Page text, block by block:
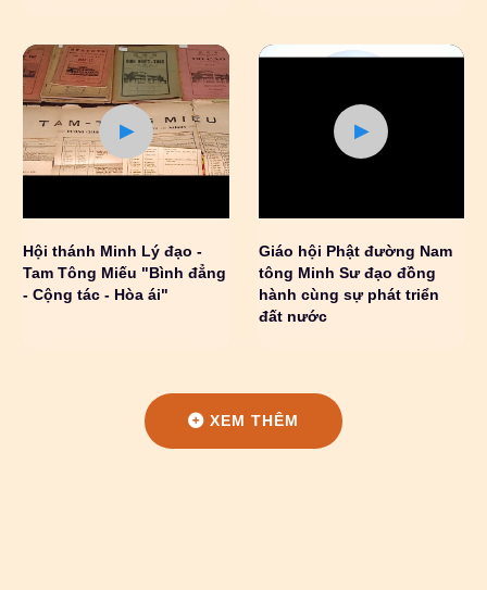
Hội thánh Minh Lý đạo -
Tam Tông Miếu "Bình đẳng
- Cộng tác - Hòa ái"
Giáo hội Phật đường Nam
tông Minh Sư đạo đồng
hành cùng sự phát triển
đất nước
XEM THÊM